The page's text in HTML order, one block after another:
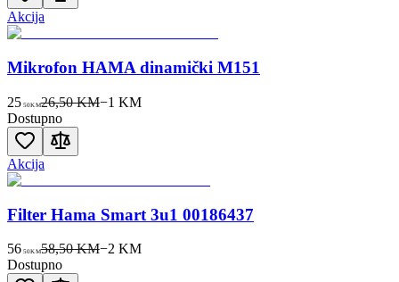
Akcija
Mikrofon HAMA dinamički M151
25 50KM26,50 KM−1 KM
Dostupno
Akcija
Filter Hama Smart 3u1 00186437
56 50KM58,50 KM−2 KM
Dostupno